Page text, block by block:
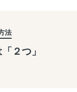
法
２つ」